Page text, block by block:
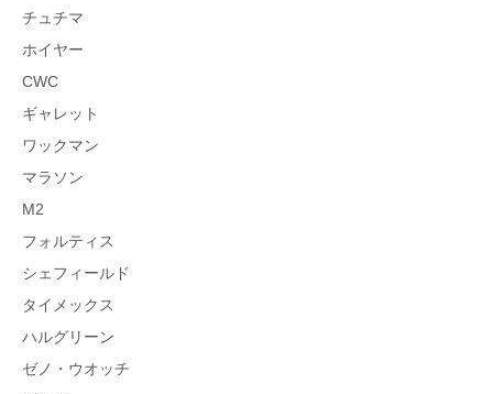
チュチマ
ホイヤー
CWC
ギャレット
ワックマン
マラソン
M2
フォルティス
シェフィールド
タイメックス
ハルグリーン
ゼノ・ウオッチ